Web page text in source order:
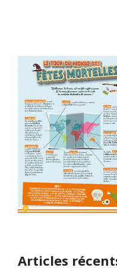
Articles